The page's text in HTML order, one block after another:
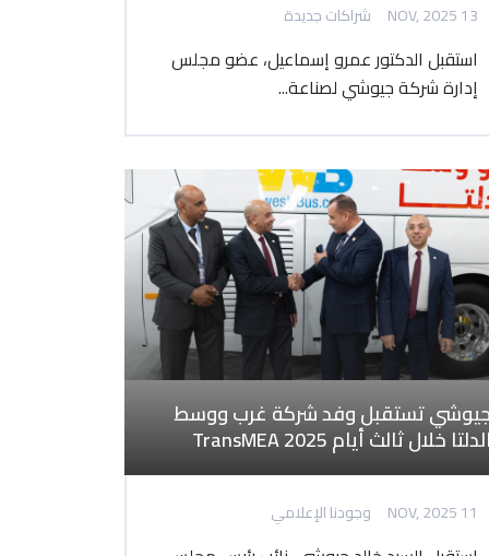
13 NOV, 2025 شراكات جديدة
استقبل الدكتور عمرو إسماعيل، عضو مجلس
إدارة شركة جيوشي لصناعة...
جيوشي تستقبل وفد شركة غرب ووسط
الدلتا خلال ثالث أيام TransMEA 2025
11 NOV, 2025 وجودنا الإعلامي